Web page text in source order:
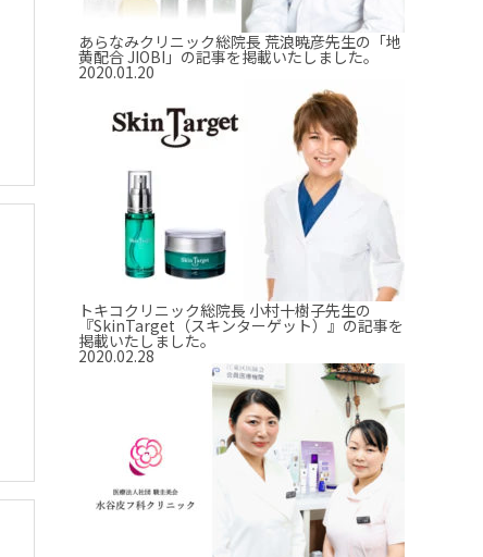
あらなみクリニック総院長 荒浪暁彦先生の「地
黄配合 JIOBI」の記事を掲載いたしました。
2020.01.20
トキコクリニック総院長 小村十樹子先生の
『SkinTarget（スキンターゲット）』の記事を
掲載いたしました。
2020.02.28